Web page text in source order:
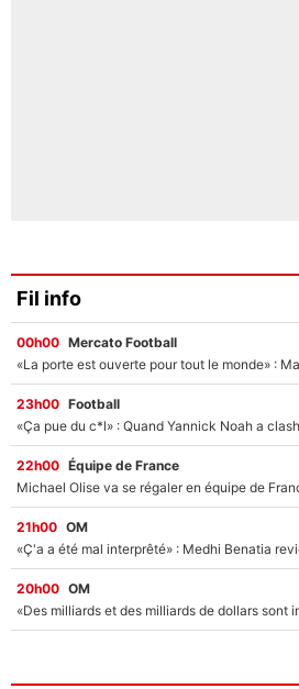
Fil info
00h00 Mercato Football
23h00 Football
22h00 Équipe de France
21h00 OM
20h00 OM